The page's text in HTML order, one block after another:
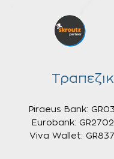
Piraeus Bank:
Eurobank:
Viva Wallet: